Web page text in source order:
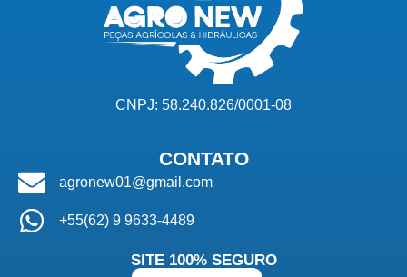
CNPJ: 58.240.826/0001-08
CONTATO
agronew01@gmail.com
+55(62) 9 9633-4489
SITE 100% SEGURO